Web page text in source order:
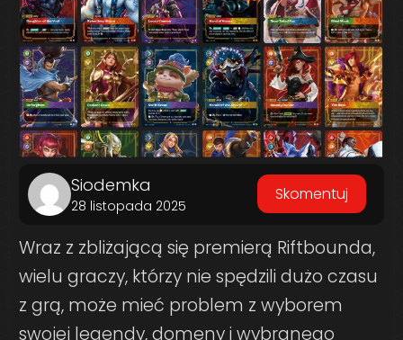
Siodemka
28 listopada 2025
Skomentuj
Wraz z zbliżającą się premierą Riftbounda,
wielu graczy, którzy nie spędzili dużo czasu
z grą, może mieć problem z wyborem
swojej legendy, domeny i wybranego